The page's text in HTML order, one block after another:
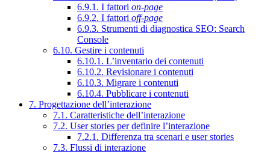
6.9.1. I fattori on-page
6.9.2. I fattori off-page
6.9.3. Strumenti di diagnostica SEO: Search
Console
6.10. Gestire i contenuti
6.10.1. L’inventario dei contenuti
6.10.2. Revisionare i contenuti
6.10.3. Migrare i contenuti
6.10.4. Pubblicare i contenuti
7. Progettazione dell’interazione
7.1. Caratteristiche dell’interazione
7.2. User stories per definire l’interazione
7.2.1. Differenza tra scenari e user stories
7.3. Flussi di interazione